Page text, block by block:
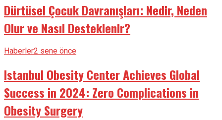
Dürtüsel Çocuk Davranışları: Nedir, Neden
Olur ve Nasıl Desteklenir?
Haberler2 sene önce
Istanbul Obesity Center Achieves Global
Success in 2024: Zero Complications in
Obesity Surgery